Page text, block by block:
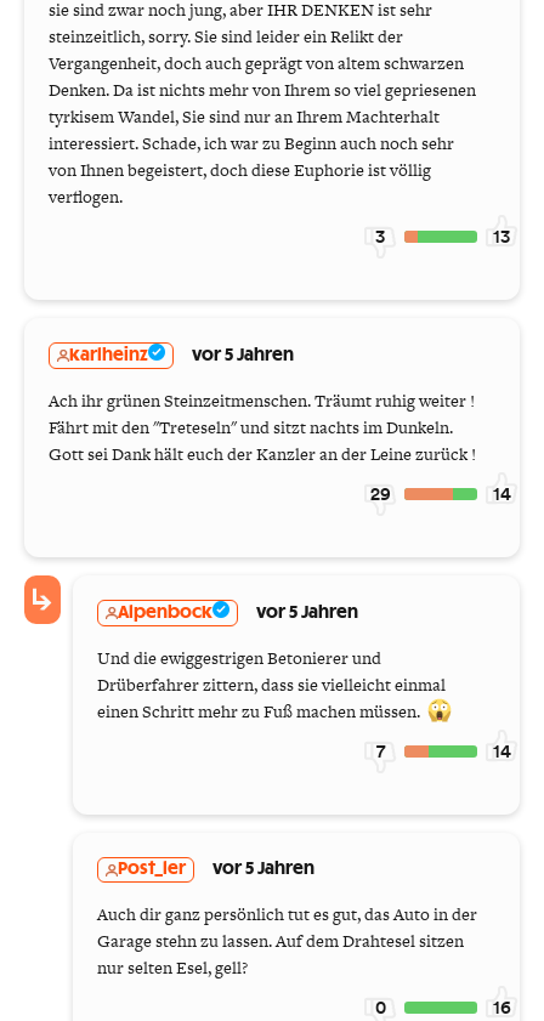
sie sind zwar noch jung, aber IHR DENKEN ist sehr
steinzeitlich, sorry. Sie sind leider ein Relikt der
Vergangenheit, doch auch geprägt von altem schwarzen
Denken. Da ist nichts mehr von Ihrem so viel gepriesenen
tyrkisem Wandel, Sie sind nur an Ihrem Machterhalt
interessiert. Schade, ich war zu Beginn auch noch sehr
von Ihnen begeistert, doch diese Euphorie ist völlig
verflogen.
3 13
karlheinz vor 5 Jahren
Ach ihr grünen Steinzeitmenschen. Träumt ruhig weiter !
Fährt mit den "Treteseln" und sitzt nachts im Dunkeln.
Gott sei Dank hält euch der Kanzler an der Leine zurück !
29 14
Alpenbock vor 5 Jahren
Und die ewiggestrigen Betonierer und
Drüberfahrer zittern, dass sie vielleicht einmal
einen Schritt mehr zu Fuß machen müssen.
7 14
Post_ler vor 5 Jahren
Auch dir ganz persönlich tut es gut, das Auto in der
Garage stehn zu lassen. Auf dem Drahtesel sitzen
nur selten Esel, gell?
0 16